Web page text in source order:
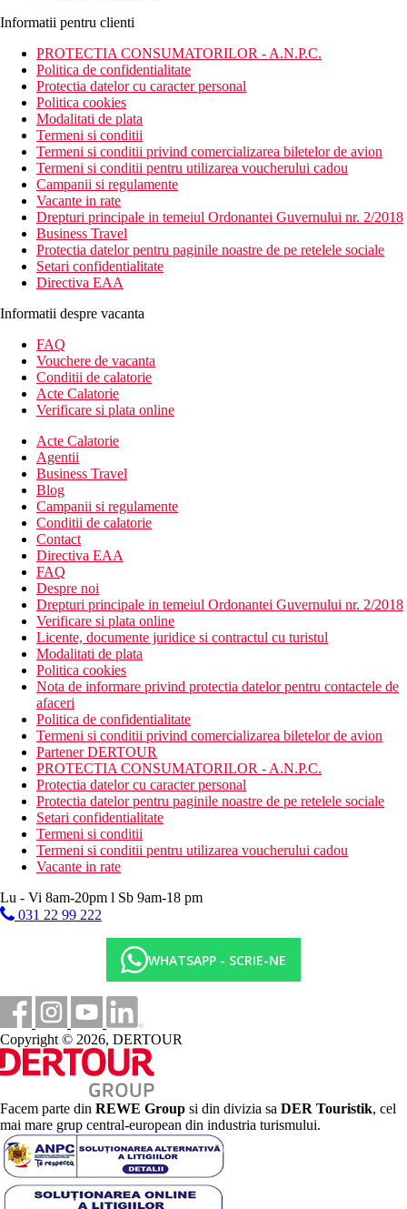
Informatii pentru clienti
PROTECTIA CONSUMATORILOR - A.N.P.C.
Politica de confidentialitate
Protectia datelor cu caracter personal
Politica cookies
Modalitati de plata
Termeni si conditii
Termeni si conditii privind comercializarea biletelor de avion
Termeni si conditii pentru utilizarea voucherului cadou
Campanii si regulamente
Vacante in rate
Drepturi principale in temeiul Ordonantei Guvernului nr. 2/2018
Business Travel
Protectia datelor pentru paginile noastre de pe retelele sociale
Setari confidentialitate
Directiva EAA
Informatii despre vacanta
FAQ
Vouchere de vacanta
Conditii de calatorie
Acte Calatorie
Verificare si plata online
Acte Calatorie
Agentii
Business Travel
Blog
Campanii si regulamente
Conditii de calatorie
Contact
Directiva EAA
FAQ
Despre noi
Drepturi principale in temeiul Ordonantei Guvernului nr. 2/2018
Verificare si plata online
Licente, documente juridice si contractul cu turistul
Modalitati de plata
Politica cookies
Nota de informare privind protectia datelor pentru contactele de
afaceri
Politica de confidentialitate
Termeni si conditii privind comercializarea biletelor de avion
Partener DERTOUR
PROTECTIA CONSUMATORILOR - A.N.P.C.
Protectia datelor cu caracter personal
Protectia datelor pentru paginile noastre de pe retelele sociale
Setari confidentialitate
Termeni si conditii
Termeni si conditii pentru utilizarea voucherului cadou
Vacante in rate
Lu - Vi 8am-20pm l Sb 9am-18 pm
031 22 99 222
WHATSAPP - SCRIE-NE
Copyright © 2026, DERTOUR
Facem parte din REWE Group si din divizia sa DER Touristik, cel
mai mare grup central-european din industria turismului.